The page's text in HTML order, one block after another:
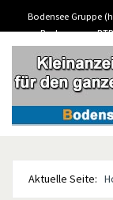
Bodensee Gruppe
Bodensee
Aktuelle Seite: